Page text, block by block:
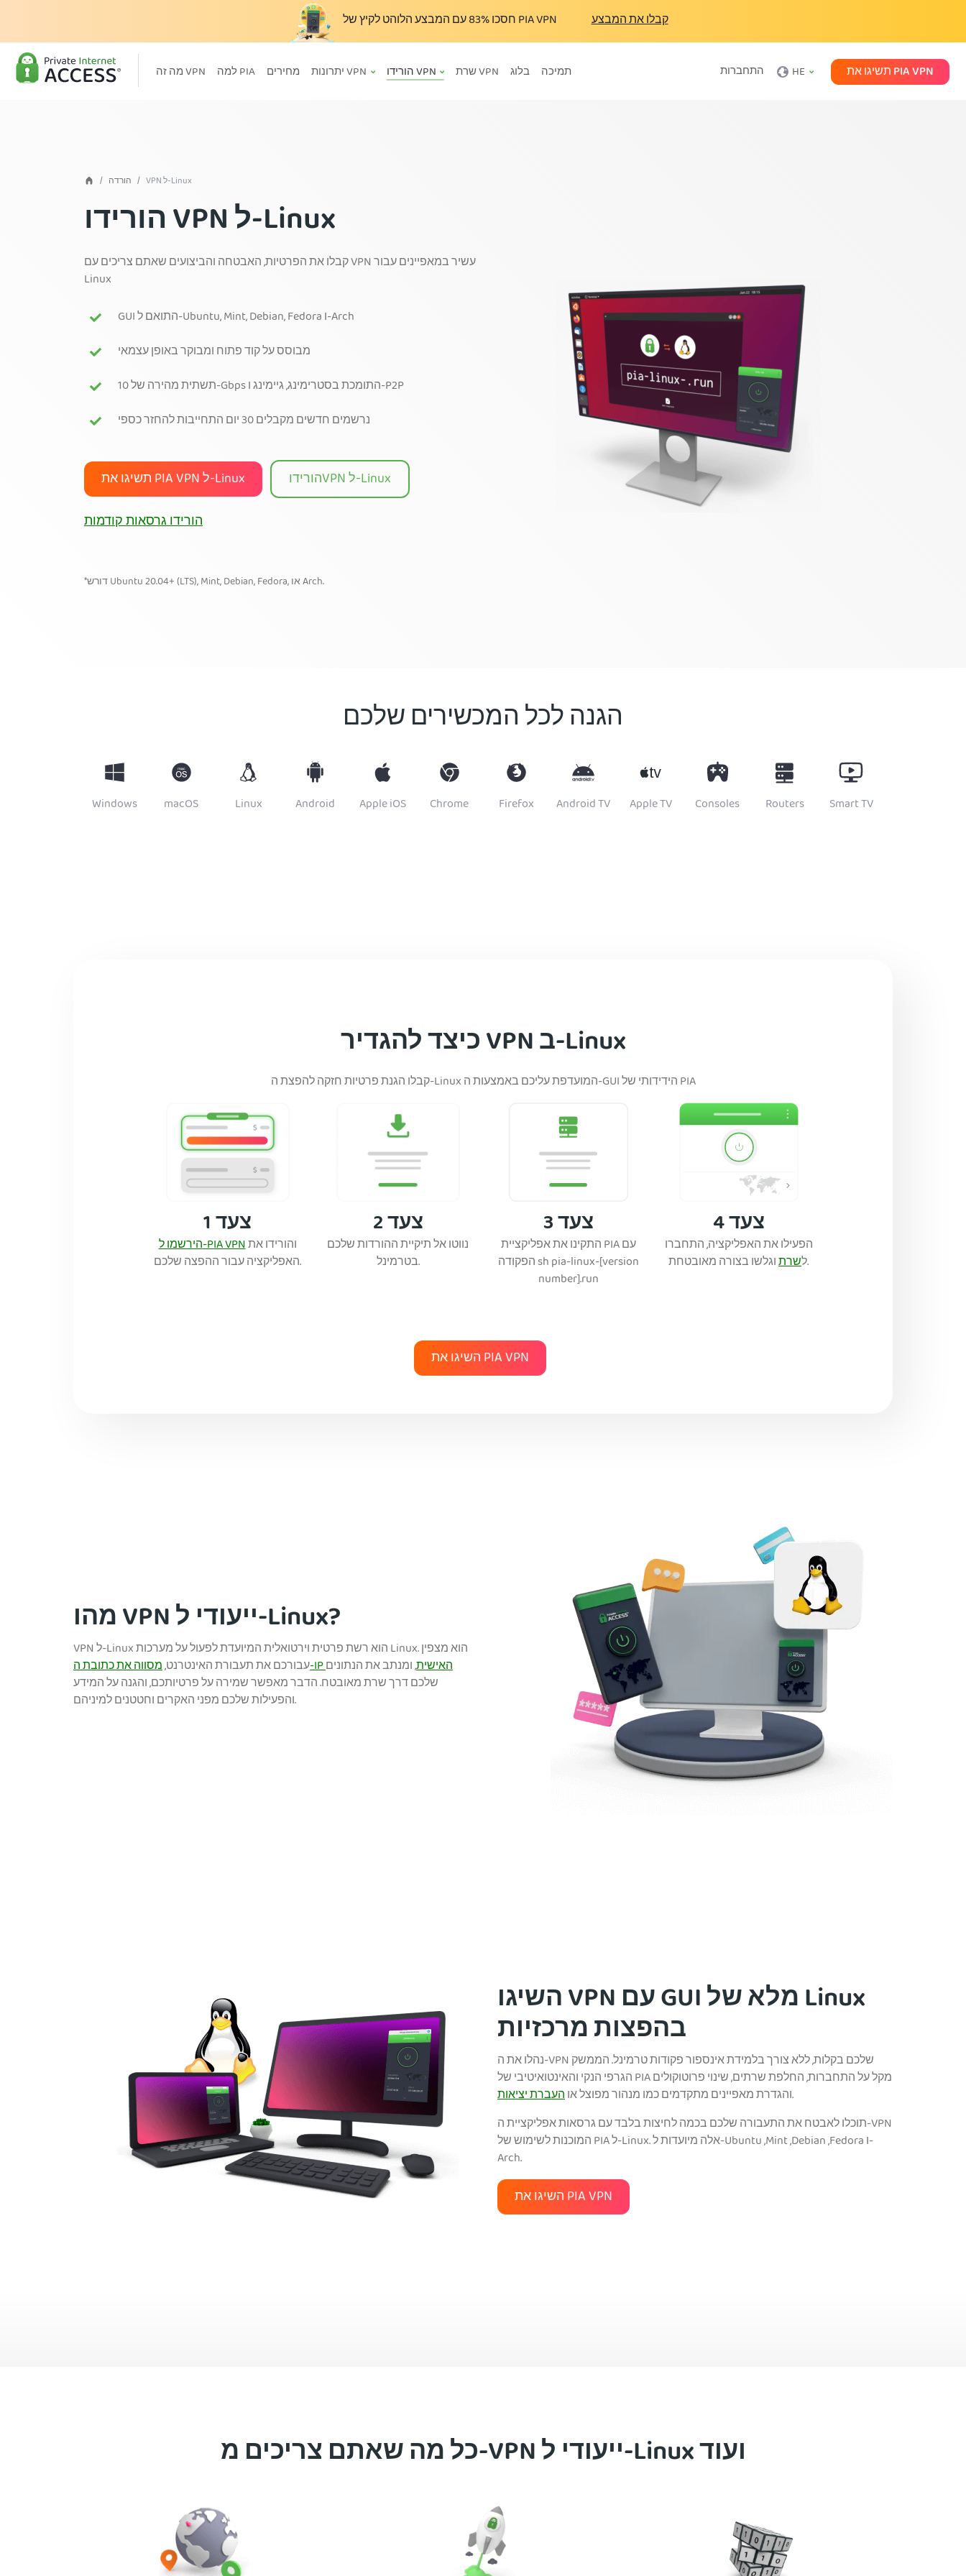
חסכו83% עם המבצע הלוהט לקיץ של PIA VPN קבלו את המבצע
מה זה VPN למה PIA מחירים יתרונות VPN הורידו VPN שרת VPN בלוג תמיכה התחברות HE תשיגו את PIA VPN
הורדה VPN ל-Linux
הורידו VPN ל-Linux
קבלו את הפרטיות, האבטחה והביצועים שאתם צריכים עם VPN עשיר במאפיינים עבור
Linux
GUI התואם ל-Ubuntu, Mint, Debian, Fedora ו-Arch
מבוסס על קוד פתוח ומבוקר באופן עצמאי
תשתית מהירה של 10-Gbps התומכת בסטרימינג, גיימינג ו-P2P
נרשמים חדשים מקבלים 30 יום התחייבות להחזר כספי
תשיגו את PIA VPN ל-Linux
הורידוVPN ל-Linux
הורידו גרסאות קודמות
*דורש Ubuntu 20.04+ (LTS), Mint, Debian, Fedora, או Arch.
הגנה לכל המכשירים שלכם
Windows macOS Linux Android Apple iOS Chrome Firefox Android TV Apple TV Consoles Routers Smart TV
כיצד להגדיר VPN ב-Linux
קבלו הגנת פרטיות חזקה להפצת ה-Linux המועדפת עליכם באמצעות ה-GUI הידידותי של PIA
צעד 1
הירשמו ל-PIA VPNוהורידו את
האפליקציה עבור ההפצה שלכם.
צעד 2
נווטו אל תיקיית ההורדות שלכם
בטרמינל.
צעד 3
התקינו את אפליקציית PIA עם
הפקודה sh pia-linux-[version
number].run
צעד 4
הפעילו את האפליקציה, התחברו
לשרת וגלשו בצורה מאובטחת.
השיגו את PIA VPN
מהו VPN ייעודי ל-Linux?
VPN ל-Linux הוא רשת פרטית וירטואלית המיועדת לפעול על מערכות Linux. הוא מצפין
עבורכם את תעבורת האינטרנט,
מסווה את כתובת ה-IP האישית, ומנתב את הנתונים
שלכם דרך שרת מאובטח. הדבר מאפשר שמירה על פרטיותכם, והגנה על המידע
והפעילות שלכם מפני האקרים וחטטנים למיניהם.
השיגו VPN עם GUI מלא של Linux
בהפצות מרכזיות
נהלו את ה-VPN שלכם בקלות, ללא צורך בלמידת אינספור פקודות טרמינל. הממשק
הגרפי הנקי והאינטואיטיבי של PIA מקל על התחברות, החלפת שרתים, שינוי פרוטוקולים
והגדרת מאפיינים מתקדמים כמו מנהור מפוצל אוהעברת יציאות
.
תוכלו לאבטח את התעבורה שלכם בכמה לחיצות בלבד עם גרסאות אפליקציית ה-VPN
המוכנות לשימוש של PIA ל-Linux. אלה מיועדות ל-Ubuntu ,Mint ,Debian ,Fedora ו-
Arch.
השיגו את PIA VPN
כל מה שאתם צריכים מ-VPN ייעודי ל-Linux ועוד